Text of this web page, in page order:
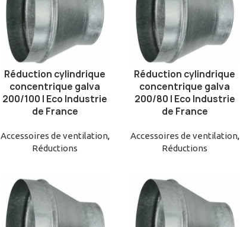
AJOUTER AU PANIER
Réduction cylindrique
concentrique galva
200/100 | Eco Industrie
de France
Accessoires de ventilation,
Réductions
AJOUTER AU PANIER
Réduction cylindrique
concentrique galva
200/80 | Eco Industrie
de France
Accessoires de ventilation,
Réductions